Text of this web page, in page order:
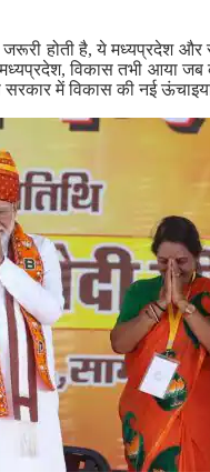
होती है, ये मध्यप्रदेश और
मध्यप्रदेश, विकास तभी
में विकास की नई